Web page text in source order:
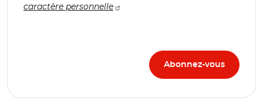
caractère personnelle